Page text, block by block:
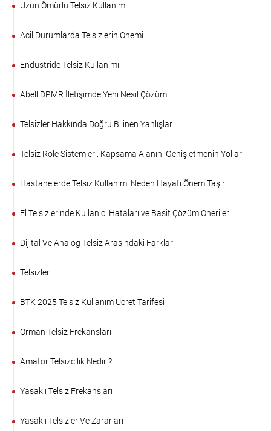
Uzun Ömürlü Telsiz Kullanımı
Acil Durumlarda Telsizlerin Önemi
Endüstride Telsiz Kullanımı
Abell DPMR İletişimde Yeni Nesil Çözüm
Telsizler Hakkında Doğru Bilinen Yanlışlar
Telsiz Röle Sistemleri: Kapsama Alanını Genişletmenin Yolları
Hastanelerde Telsiz Kullanımı Neden Hayati Önem Taşır
El Telsizlerinde Kullanıcı Hataları ve Basit Çözüm Önerileri
Dijital Ve Analog Telsiz Arasındaki Farklar
Telsizler
BTK 2025 Telsiz Kullanım Ücret Tarifesi
Orman Telsiz Frekansları
Amatör Telsizcilik Nedir ?
Yasaklı Telsiz Frekansları
Yasaklı Telsizler Ve Zararları